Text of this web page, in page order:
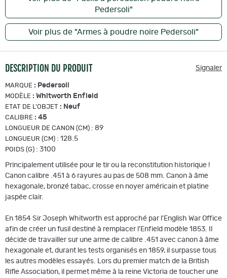
Pedersoli"
Voir plus de "Armes à poudre noire Pedersoli"
DESCRIPTION DU PRODUIT Signaler
MARQUE : Pedersoli
MODÈLE : Whitworth Enfield
ETAT DE L'OBJET : Neuf
CALIBRE : 45
LONGUEUR DE CANON (CM) : 89
LONGUEUR (CM) : 128.5
POIDS (G) : 3100
Principalement utilisée pour le tir ou la reconstitution historique !
Canon calibre .451 à 6 rayures au pas de 508 mm. Canon à âme
hexagonale, bronzé tabac, crosse en noyer américain et platine
jaspée clair.
En 1854 Sir Joseph Whitworth est approché par l'English War Office
afin de créer un fusil destiné à remplacer l'Enfield modèle 1853. Il
décide de travailler sur une arme de calibre .451 avec canon à âme
hexagonale et, durant les tests organisés en 1859, il surpasse tous
les autres modèles essayés. Lors du premier match de la British
Rifle Association, il permet même à la reine Victoria de toucher une